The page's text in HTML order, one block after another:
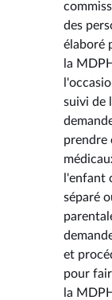
des
élaboré
la
suivi de
prendre
l'enfant
séparé
et
pour
la